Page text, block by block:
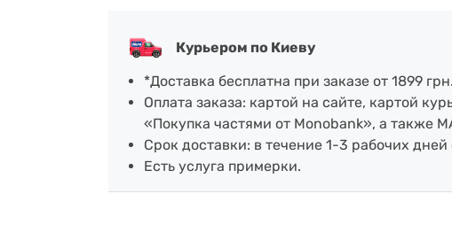
Курьером по Киеву
*Доставка бесплатна при заказе от 1899
Оплата заказа: картой на сайте, картой
«Покупка частями от Monobank», а также
Срок доставки: в течение 1-3 рабочих дней
Есть услуга примерки.